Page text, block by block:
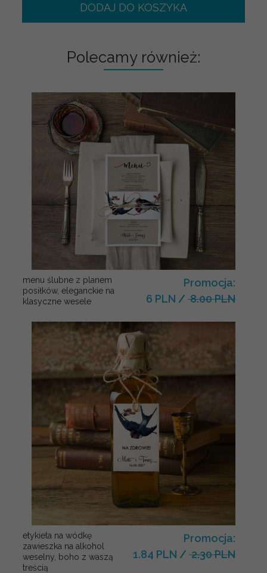
DODAJ DO KOSZYKA
Polecamy również:
menu ślubne z planem
posiłków, eleganckie na
klasyczne wesele
Promocja:
6 PLN / 8.00 PLN
etykieta na wódkę
zawieszka na alkohol
weselny, boho z waszą
treścią
Promocja:
1.84 PLN / 2.30 PLN